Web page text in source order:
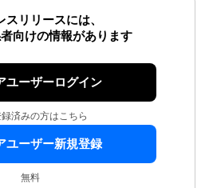
スリリースには、
向けの情報があります
ユーザーログイン
済みの方はこちら
ユーザー新規登録
無料